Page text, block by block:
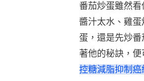
番茄炒蛋雖然
醬汁太水、雞
蛋，還是先炒
著他的秘訣，
控糖減脂抑制